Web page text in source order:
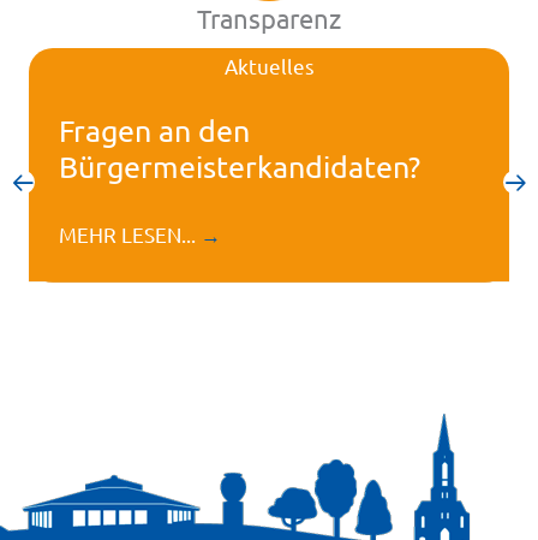
Transparenz
Aktuelles
Fragen an den
Bürgermeisterkandidaten?
MEHR LESEN... →